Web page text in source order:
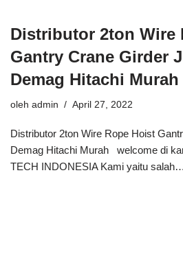
Distributor 2ton Wire
Gantry Crane Girder
Demag Hitachi Murah
oleh admin April 27, 2022
Distributor 2ton Wire Rope Hoist
Demag Hitachi Murah welcome di
TECH INDONESIA Kami yaitu salah…